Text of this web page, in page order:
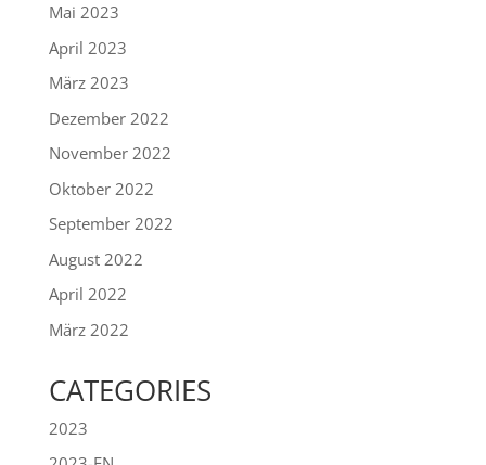
Mai 2023
April 2023
März 2023
Dezember 2022
November 2022
Oktober 2022
September 2022
August 2022
April 2022
März 2022
CATEGORIES
2023